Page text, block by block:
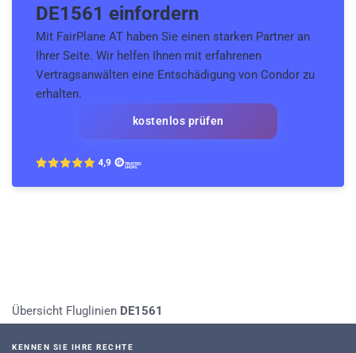
DE1561 einfordern
Mit FairPlane AT haben Sie einen starken Partner an
Ihrer Seite. Wir helfen Ihnen mit erfahrenen
Vertragsanwälten eine Entschädigung von Condor zu
erhalten.
kostenlos prüfen
Übersicht Fluglinien DE1561
KENNEN SIE IHRE RECHTE